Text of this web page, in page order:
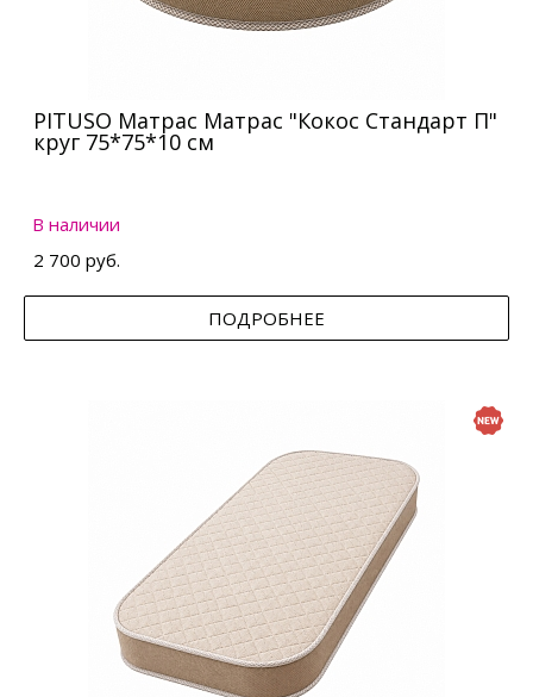
PITUSO Матрас Матрас "Кокос Стандарт П"
круг 75*75*10 см
В наличии
2 700 руб.
ПОДРОБНЕЕ